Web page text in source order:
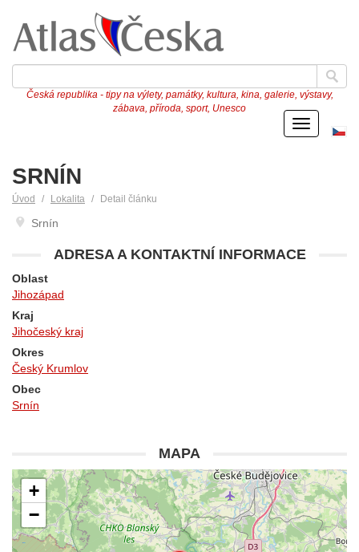
Česká republika - tipy na výlety, památky, kultura, kina, galerie, výstavy,
zábava, příroda, sport, Unesco
Menu
SRNÍN
Úvod Lokalita Detail článku
Srnín
ADRESA A KONTAKTNÍ INFORMACE
Oblast
Jihozápad
Kraj
Jihočeský kraj
Okres
Český Krumlov
Obec
Srnín
MAPA
+
−